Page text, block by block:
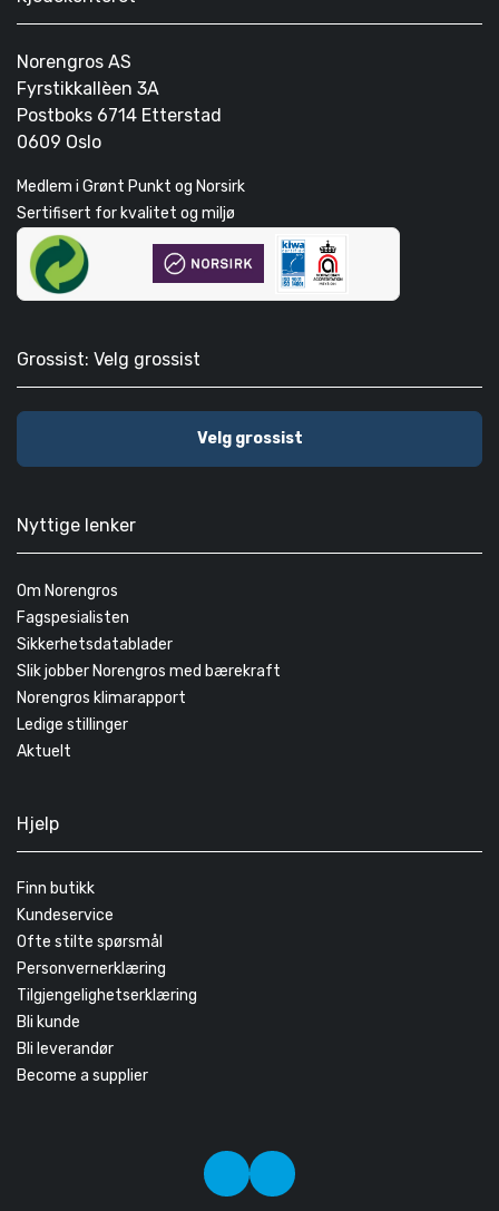
Norengros AS
Fyrstikkallèen 3A
Postboks 6714 Etterstad
0609 Oslo
Medlem i Grønt Punkt og Norsirk
Sertifisert for kvalitet og miljø
Grossist: Velg grossist
Velg grossist
Nyttige lenker
Om Norengros
Fagspesialisten
Sikkerhetsdatablader
Slik jobber Norengros med bærekraft
Norengros klimarapport
Ledige stillinger
Aktuelt
Hjelp
Finn butikk
Kundeservice
Ofte stilte spørsmål
Personvernerklæring
Tilgjengelighetserklæring
Bli kunde
Bli leverandør
Become a supplier